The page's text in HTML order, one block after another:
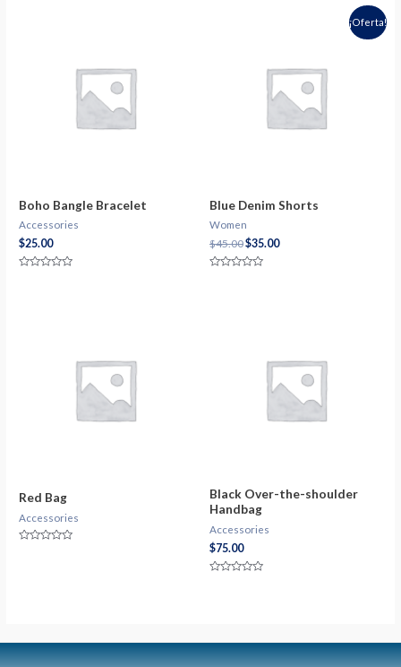
Boho Bangle Bracelet
Accessories
$25.00
¡Oferta!
Blue Denim Shorts
Women
$45.00$35.00
Red Bag
Accessories
Black Over-the-shoulder
Handbag
Accessories
$75.00